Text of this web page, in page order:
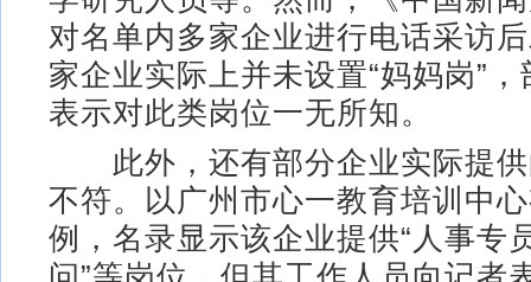
对名单内多家企业进行电话采访
家企业实际上并未设置“妈妈岗”
表示对此类岗位一无所知。
此外，还有部分企业实际提供
不符。以广州市心一教育培训中
例，名录显示该企业提供“人事专